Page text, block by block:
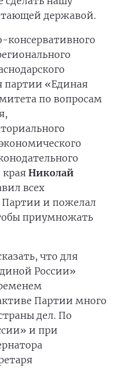
державой.
консервативного
партии «Единая
по вопросам
края Николай
всех
Партии и пожелал
приумножать
что для
России»
Партии много
дел. По
и при